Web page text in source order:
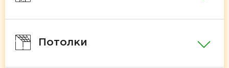
Потолки